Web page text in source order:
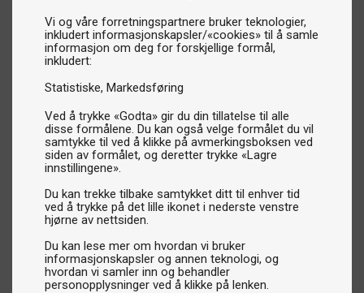
Vi og våre forretningspartnere bruker teknologier,
inkludert informasjonskapsler/«cookies» til å samle
informasjon om deg for forskjellige formål,
inkludert:
Statistiske Markedsføring
Ved å trykke «Godta» gir du din tillatelse til alle
disse formålene. Du kan også velge formålet du vil
samtykke til ved å klikke på avmerkingsboksen ved
siden av formålet, og deretter trykke «Lagre
innstillingene».
Du kan trekke tilbake samtykket ditt til enhver tid
ved å trykke på det lille ikonet i nederste venstre
hjørne av nettsiden.
Du kan lese mer om hvordan vi bruker
informasjonskapsler og annen teknologi, og
hvordan vi samler inn og behandler